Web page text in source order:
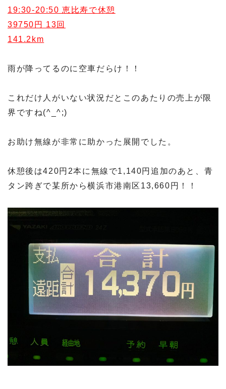
19:30-20:50 恵比寿で休憩
39750円 13回
141.2km
雨が降ってるのに空車だらけ！！
これだけ人がいない状況だとこのあたりの売上が限
界ですね(^_^;)
お助け無線が非常に助かった展開でした。
休憩後は420円2本に無線で1,140円追加のあと、青
タン跨ぎで某所から横浜市港南区13,660円！！